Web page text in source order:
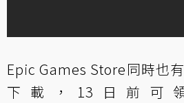
Epic Games Store同時也
下載，13日前可